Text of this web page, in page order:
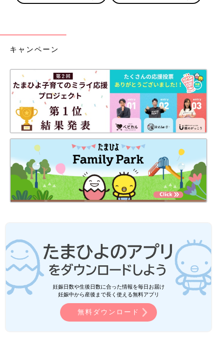
キャンペーン
妊娠日数や生後日数に合った情報を毎日お届け
妊娠中から産後まで長く使える無料アプリ
無料ダウンロード